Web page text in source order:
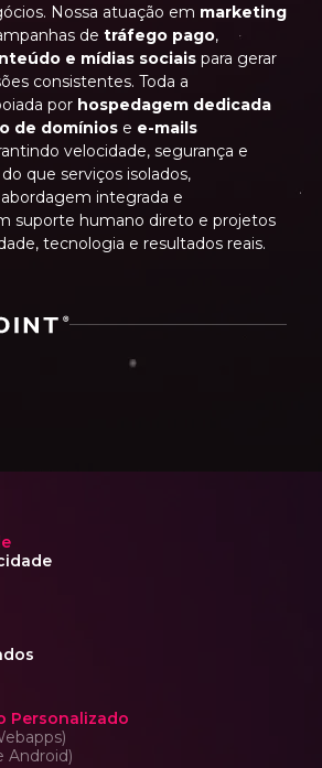
Nossa atuação em marketing
de tráfego pago,
e mídias sociais para gerar
consistentes. Toda a
por hospedagem dedicada
de domínios e e-mails
velocidade, segurança e
que serviços isolados,
integrada e
suporte humano direto e projetos
tecnologia e resultados reais.
Personalizado
Android)